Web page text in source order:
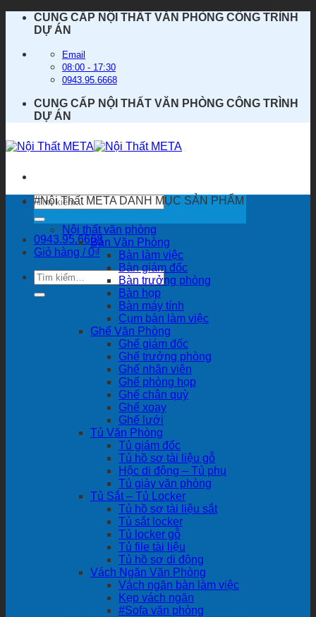
dung
CUNG CẤP NỘI THẤT VĂN PHÒNG CÔNG TRÌNH
DỰ ÁN
Email
08:00 - 17:30
0943.95.6668
CUNG CẤP NỘI THẤT VĂN PHÒNG CÔNG TRÌNH
DỰ ÁN
Tìm
kiếm:
0943.95.6668
Giỏ hàng /0₫
Tìm
kiếm:
#Nội Thất META DANH MỤC SẢN PHẨM
Nội thất văn phòng
Bàn Văn Phòng
Bàn làm việc
Bàn giám đốc
Bàn trưởng phòng
Bàn họp
Bàn máy tính
Cụm bàn làm việc
Ghế Văn Phòng
Ghế giám đốc
Ghế trưởng phòng
Ghế nhân viên
Ghế phòng họp
Ghế chân quỳ
Ghế xoay
Ghế lưới
Tủ Văn Phòng
Tủ giám đốc
Tủ hồ sơ tài liệu gỗ
Hộc di động – Tủ phụ
Tủ giày văn phòng
Tủ Sắt – Tủ Locker
Tủ hồ sơ tài liệu sắt
Tủ sắt locker
Tủ locker gỗ
Tủ file tài liệu
Tủ hồ sơ di động
Vách Ngăn Văn Phòng
Vách ngăn bàn làm việc
Kẹp vách ngăn
#Sofa văn phòng